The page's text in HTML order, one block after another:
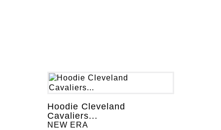
Hoodie Cleveland
Cavaliers...
NEW ERA